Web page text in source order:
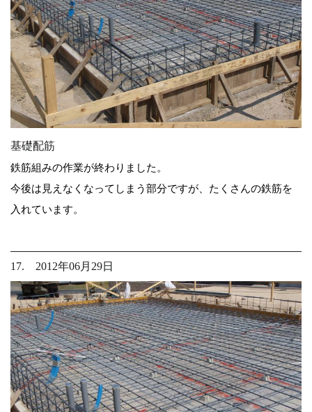
基礎配筋
鉄筋組みの作業が終わりました。
今後は見えなくなってしまう部分ですが、たくさんの鉄筋を
入れています。
17. 2012年06月29日